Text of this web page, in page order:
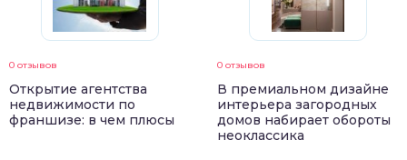
0 отзывов
Открытие агентства
недвижимости по
франшизе: в чем плюсы
0 отзывов
В премиальном дизайне
интерьера загородных
домов набирает обороты
неоклассика